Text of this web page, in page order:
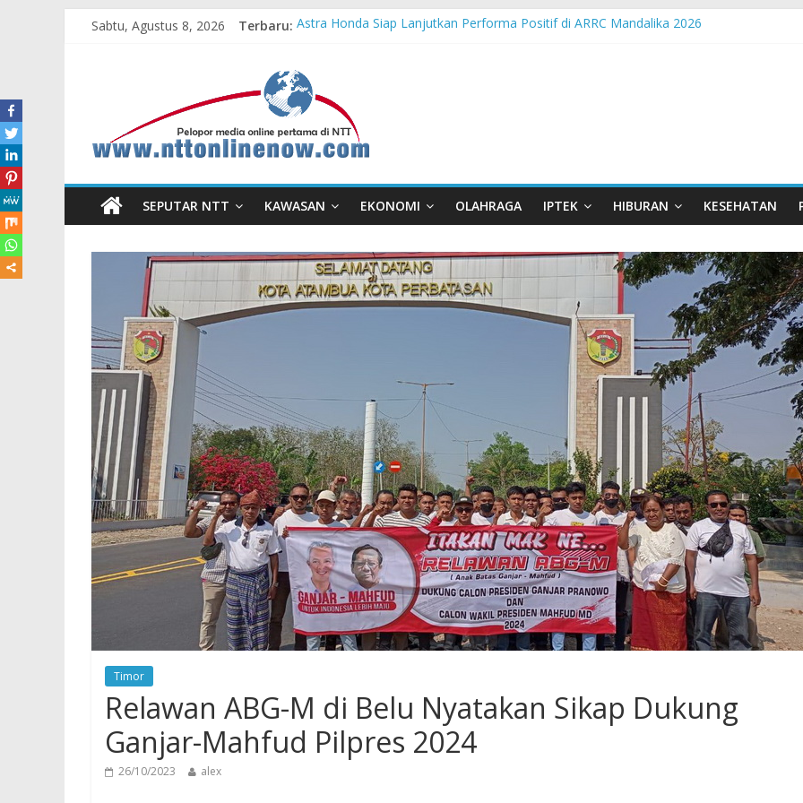
Sabtu, Agustus 8, 2026 Terbaru: Astra Honda Siap Lanjutkan Performa Positif di ARRC Mandalika 2026
Honda DBL 2026 East Java – North Resmi Bergulir, MPM Honda Jatim Hadirkan
Teras Bank Indonesia Hadir di Belu, Bupati Willy : Terima Kasih BI Atas Kepeduliannya
SEPUTAR NTT KAWASAN EKONOMI OLAHRAGA IPTEK HIBURAN KESEHATAN
Timor
Relawan ABG-M di Belu Nyatakan Sikap Dukung
Ganjar-Mahfud Pilpres 2024
26/10/2023 alex